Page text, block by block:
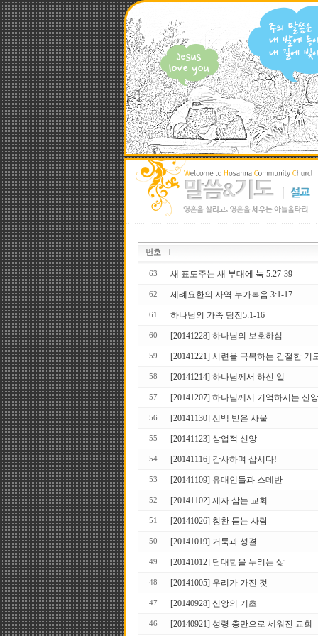
번호
63 새 표도주는 새 부대에 눅 5:27-39
62 세례요한의 사역 누가복음 3:1-17
61 하나님의 가족 딤전5:1-16
60 [20141228] 하나님의 보호하심
59 [20141221] 시련을 극복하는 간절한 기
58 [20141214] 하나님께서 하신 일
57 [20141207] 하나님께서 기억하시는 신앙
56 [20141130] 선백 받은 사울
55 [20141123] 상업적 신앙
54 [20141116] 감사하며 삽시다!
53 [20141109] 유대인들과 스데반
52 [20141102] 제자 삼는 교회
51 [20141026] 칭찬 듣는 사람
50 [20141019] 거룩과 성결
49 [20141012] 담대함을 누리는 삶
48 [20141005] 우리가 가진 것
47 [20140928] 신앙의 기초
46 [20140921] 성령 충만으로 세워진 교회